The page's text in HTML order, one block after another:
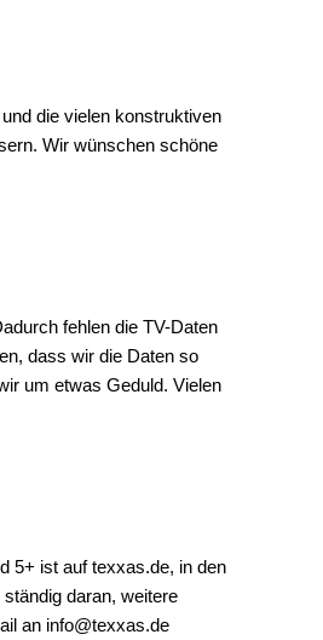
die vielen konstruktiven
Wir wünschen schöne
fehlen die TV-Daten
dass wir die Daten so
um etwas Geduld. Vielen
5+ ist auf texxas.de, in den
daran, weitere
an info@texxas.de